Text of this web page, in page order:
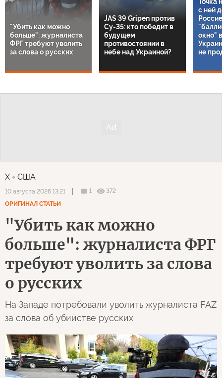
"Убить как можно
больше": журналиста
ФРГ требуют уволить
за слова о русских
JAS 39 Gripen против
Су-35: кто победит в
будущем
противостоянии в
небе над Украиной?
с ней
окно"
не
X США
10 августа 2026 13:21 1
372
ОРИГИНАЛ СТАТЬИ
"Убить как можно
больше": журналиста ФРГ
требуют уволить за слова
о русских
На Западе потребовали уволить журналиста FAZ
за слова об убийстве русских